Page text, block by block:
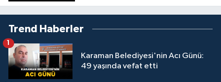
Trend Haberler
Karaman Belediyesi'nin Acı Günü:
49 yaşında vefat etti
1